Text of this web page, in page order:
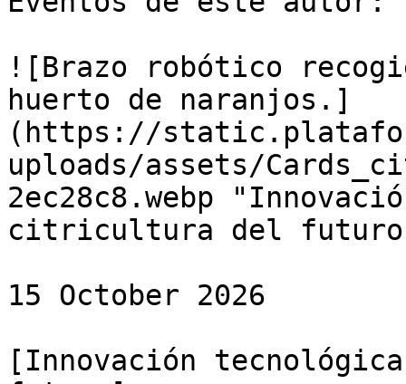
![Brazo robótico
huerto de naranjos.]
(https://
uploads/assets/
2ec28c8.webp
citricultura del
15 October 2026
[Innovación